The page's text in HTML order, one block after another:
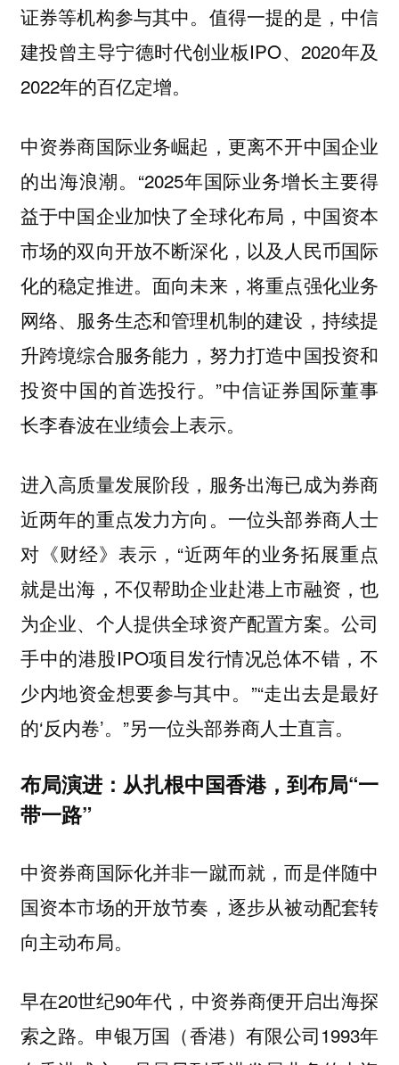
证券等机构参与其中。值得一提的是，中信
建投曾主导宁德时代创业板IPO、2020年及
2022年的百亿定增。
中资券商国际业务崛起，更离不开中国企业
的出海浪潮。“2025年国际业务增长主要得
益于中国企业加快了全球化布局，中国资本
市场的双向开放不断深化，以及人民币国际
化的稳定推进。面向未来，将重点强化业务
网络、服务生态和管理机制的建设，持续提
升跨境综合服务能力，努力打造中国投资和
投资中国的首选投行。”中信证券国际董事
长李春波在业绩会上表示。
进入高质量发展阶段，服务出海已成为券商
近两年的重点发力方向。一位头部券商人士
对《财经》表示，“近两年的业务拓展重点
就是出海，不仅帮助企业赴港上市融资，也
为企业、个人提供全球资产配置方案。公司
手中的港股IPO项目发行情况总体不错，不
少内地资金想要参与其中。”“走出去是最好
的‘反内卷’。”另一位头部券商人士直言。
布局演进：从扎根中国香港，到布局“一
带一路”
中资券商国际化并非一蹴而就，而是伴随中
国资本市场的开放节奏，逐步从被动配套转
向主动布局。
早在20世纪90年代，中资券商便开启出海探
索之路。申银万国（香港）有限公司1993年